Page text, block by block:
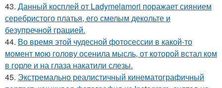
43. Данный косплей от Ladymelamori поражает сиянием
серебристого платья, его смелым декольте и
безупречной грацией.
44. Во время этой чудесной фотосессии в какой-то
момент мою голову осенила мысль, от которой встал ком
в горле и на глаза накатили слезы.
45. Экстремально реалистичный кинематографичный